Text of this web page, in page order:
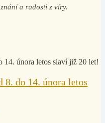
a radosti z víry.
8. do 14. února letos